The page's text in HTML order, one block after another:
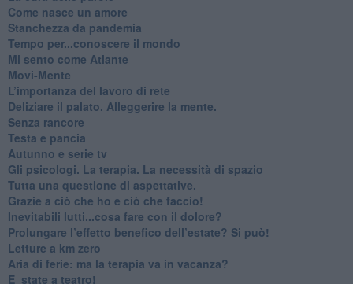
​Come nasce un amore
Stanchezza da pandemia
​Tempo per...conoscere il mondo
​Mi sento come Atlante
​Movi-Mente
​L’importanza del lavoro di rete
​Deliziare il palato. Alleggerire la mente.
​Senza rancore
​Testa e pancia
​Autunno e serie tv
​Gli psicologi. La terapia. La necessità di spazio
​Tutta una questione di aspettative.
​Grazie a ciò che ho e ciò che faccio!
​Inevitabili lutti...cosa fare con il dolore?
Prolungare l’effetto benefico dell’estate? Si può!
​Letture a km zero
​Aria di ferie: ma la terapia va in vacanza?
​E_state a teatro!